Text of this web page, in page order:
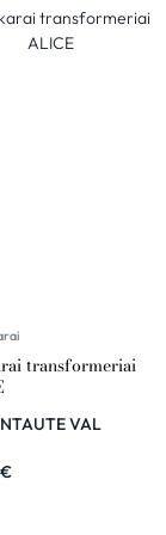
transformeriai
VAL
€